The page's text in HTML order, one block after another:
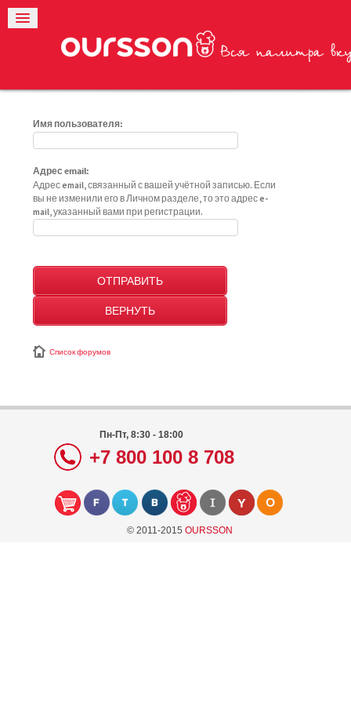
Имя пользователя:
Адрес email:
Адрес email, связанный с вашей учётной записью. Если
вы не изменили его в Личном разделе, то это адрес e-
mail, указанный вами при регистрации.
Список форумов
Пн-Пт, 8:30 - 18:00
+7 800 100 8 708
© 2011-2015 OURSSON